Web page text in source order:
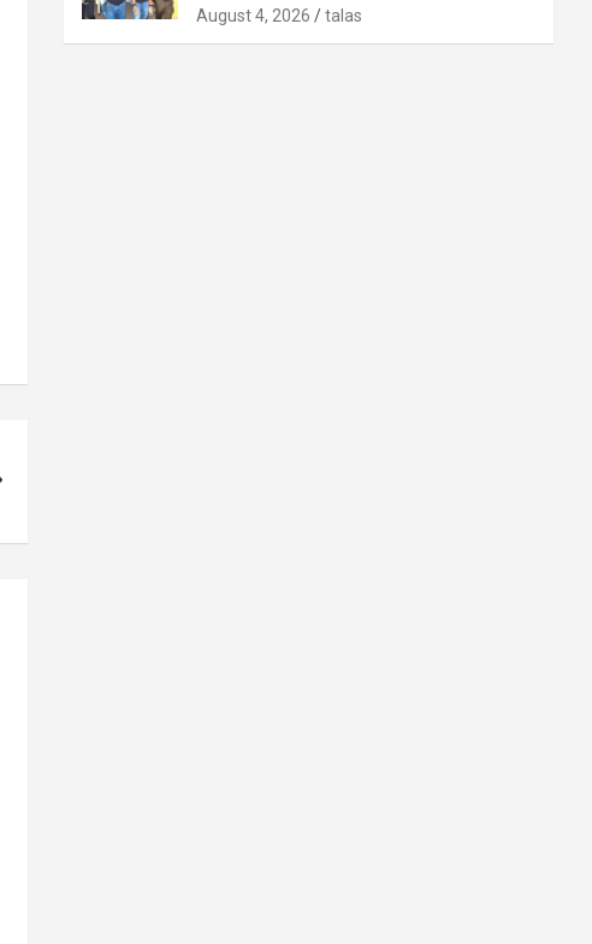
August 4, 2026 talas